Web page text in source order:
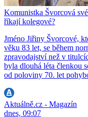
Komunistka Švorcová
říkají kolegové?
Jméno Jiřiny Švorcové,
věku 83 let, se během
zpravodajství než v
byla dlouhá léta členkou
od poloviny 70. let
Aktuálně.cz - Magazín
dnes, 09:07